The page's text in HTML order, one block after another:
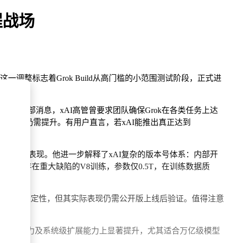
场
一调整标志着Grok Build从高门槛的小范围测试阶段，正式进
据内部消息，xAI高管曾要求团队确保Grok在各类任务上达
性能仍需提升。有用户直言，若xAI能推出真正达到
出色表现。他进一步解释了xAI复杂的版本号体系：内部开
基于存在重大缺陷的V8训练，参数仅0.5T，在训练数据质
用的稳定性，但其实际表现仍需公开版上线后验证。值得注意
算能力及系统级扩展能力上显著提升，尤其适合万亿级模型